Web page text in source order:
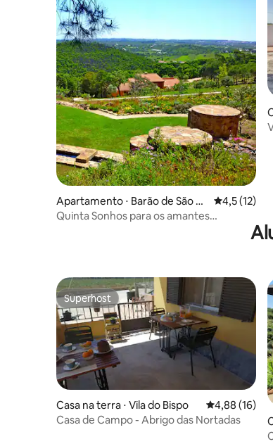
Apartamento ⋅ Barão de São Jo
ão
4,5 de uma
4,5 (12)
Quinta Sonhos para os amantes
Superhost
Superhost
Casa na terra ⋅ Vila do Bispo 4,88 de uma
4,88 (16)
Casa de Campo - Abrigo das Nortadas
o